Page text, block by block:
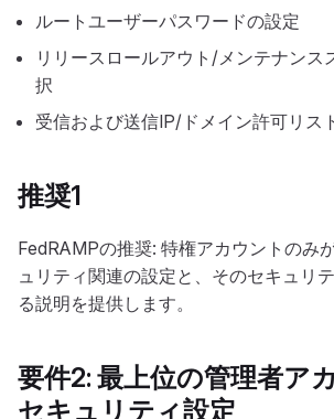
ルートユーザーパスワードの設定
リリースロールアウト/メンテナンス
択
受信および送信IP/ドメイン許可リス
推奨1
FedRAMPの推奨: 特権アカウントのみ
ュリティ関連の設定と、そのセキュリ
る説明を提供します。
要件2: 最上位の管理者ア
セキュリティ設定